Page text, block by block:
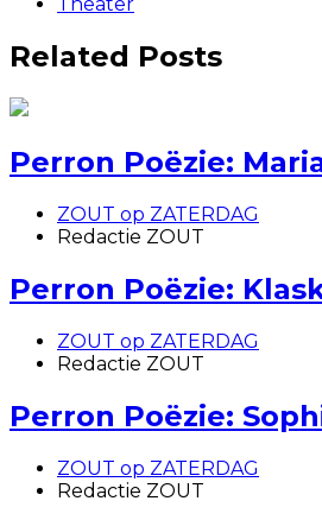
Theater
Related Posts
Perron Poëzie:
ZOUT op ZATERDAG
Redactie ZOUT
Perron Poëzie:
ZOUT op ZATERDAG
Redactie ZOUT
Perron Poëzie:
ZOUT op ZATERDAG
Redactie ZOUT